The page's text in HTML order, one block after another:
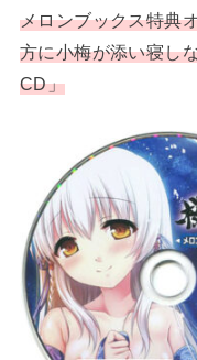
メロンブックス特典
方に小梅が添い寝し
CD」